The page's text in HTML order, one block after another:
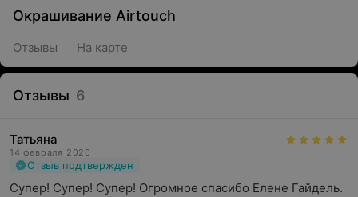
Окрашивание Airtouch
Отзывы На карте
Отзывы 6
Татьяна
14 февраля 2020
Отзыв подтвержден
Супер! Супер! Супер! Огромное спасибо Елене Гайдель.